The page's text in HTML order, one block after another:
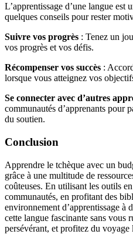
L’apprentissage d’une langue
quelques conseils pour rester
Suivre vos progrès : Tenez un
vos progrès et vos défis.
Récompenser vos succès :
lorsque vous atteignez vos
Se connecter avec d’autres
communautés d’apprenants pour
du soutien.
Conclusion
Apprendre le tchèque avec un
grâce à une multitude de
coûteuses. En utilisant les outils
communautés, en profitant des
environnement d’apprentissage
cette langue fascinante sans vous
persévérant, et profitez du